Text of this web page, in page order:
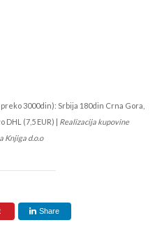
3000din): Srbija 180din Crna Gora,
(7,5 EUR) | Realizacija kupovine
Knjiga d.o.o
Share